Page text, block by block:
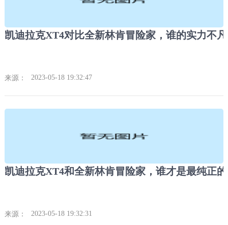
凯迪拉克XT4对比全新林肯冒险家，谁的实力不凡
来源： 2023-05-18 19:32:47
来源： 2023-05-18 19:32:31